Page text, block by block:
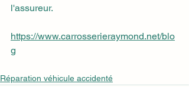
l'assureur.
https://www.carrosserieraymond.net/blo
g
Réparation véhicule accidenté